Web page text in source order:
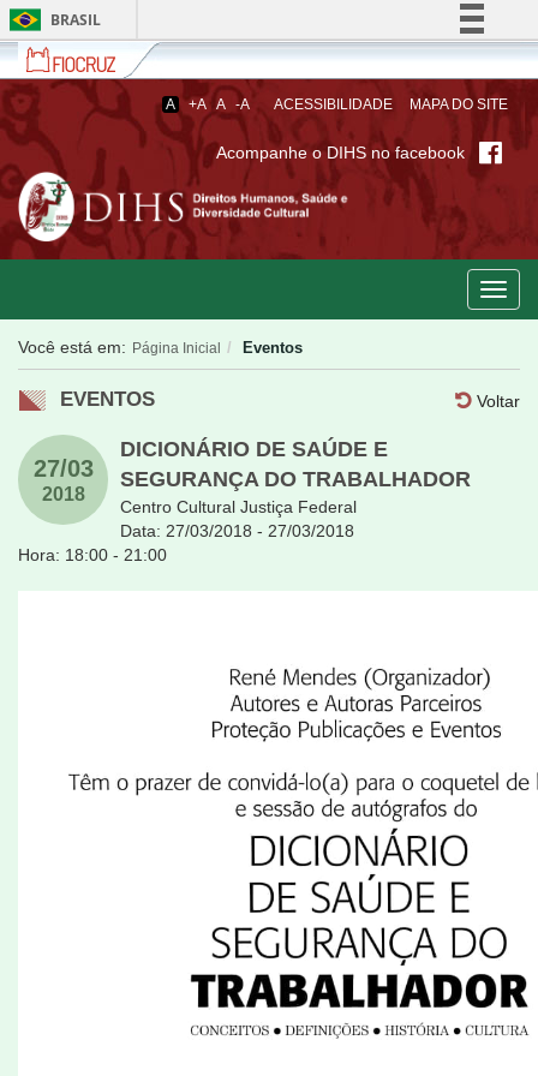
BRASIL
Simplifique!
Comunica BR
Participe
Acesso à informação
Legislação
Fiocruz
Fale
com
a
Fiocruz
A +A A -A ACESSIBILIDADE MAPA DO SITE
Acompanhe o DIHS no facebook
Você está em: Página Inicial Eventos
EVENTOS Voltar
27/03
2018
DICIONÁRIO DE SAÚDE E
SEGURANÇA DO TRABALHADOR
Centro Cultural Justiça Federal
Data: 27/03/2018 - 27/03/2018
Hora: 18:00 - 21:00